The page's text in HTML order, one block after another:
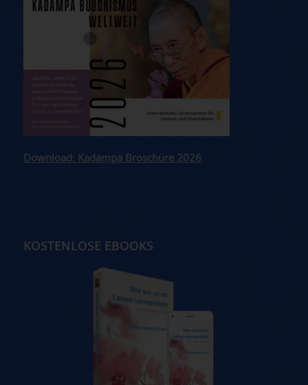
Download: Kadampa Broschüre 2026
KOSTENLOSE EBOOKS